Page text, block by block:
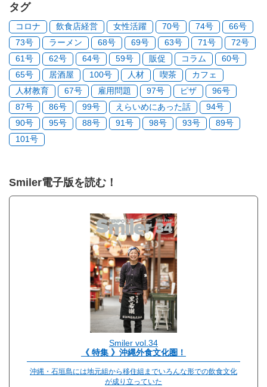
タグ
コロナ 飲食店経営 女性活躍 70号 74号
66号
73号
ラーメン 68号 69号 63号 71号
72号
61号
62号 64号 59号 販促 コラム
60号
65号
居酒屋 100号 人材 喫茶
カフェ
人材教育
67号 雇用問題 97号 ピザ
96号
87号
86号 99号 えらいめにあった話
94号
90号
95号 88号 91号 98号 93号
89号
101号
Smiler電子版を読む！
Smiler vol.34
《 特集 》沖縄外食文化圏！
沖縄・石垣島には地元組から移住組までいろんな形での飲食文化
が成り立っていた